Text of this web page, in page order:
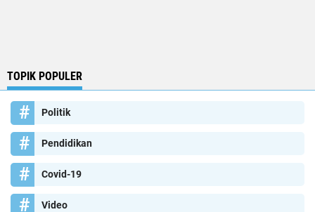
TOPIK POPULER
Politik
Pendidikan
Covid-19
Video